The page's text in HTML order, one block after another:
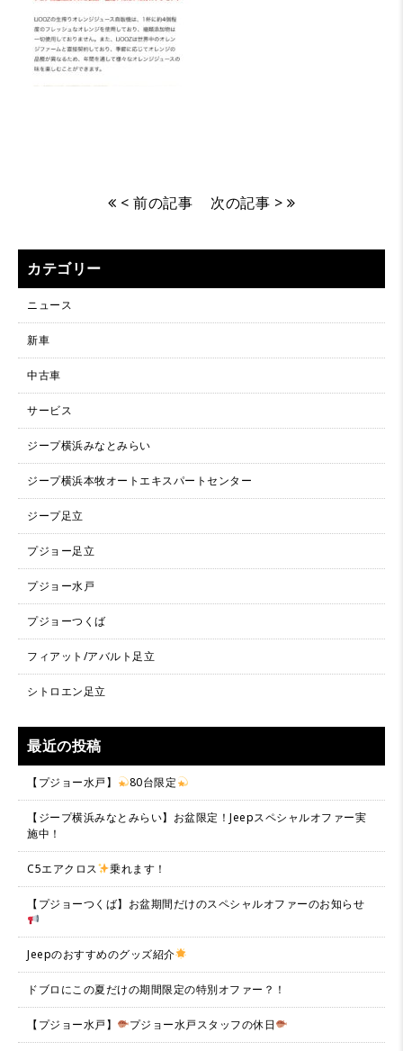
< 前の記事 次の記事 >
カテゴリー
ニュース
新車
中古車
サービス
ジープ横浜みなとみらい
ジープ横浜本牧オートエキスパートセンター
ジープ足立
プジョー足立
プジョー水戸
プジョーつくば
フィアット/アバルト足立
シトロエン足立
最近の投稿
【プジョー水戸】 80台限定
【ジープ横浜みなとみらい】お盆限定！Jeepスペシャルオファー実
施中！
C5エアクロス 乗れます！
【プジョーつくば】お盆期間だけのスペシャルオファーのお知らせ
Jeepのおすすめのグッズ紹介
ドブロにこの夏だけの期間限定の特別オファー？！
【プジョー水戸】 プジョー水戸スタッフの休日